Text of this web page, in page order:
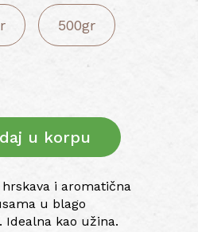
1,50 KM
through
15,00 KM
500gr
u korpu
i aromatična
u blago
kao užina.